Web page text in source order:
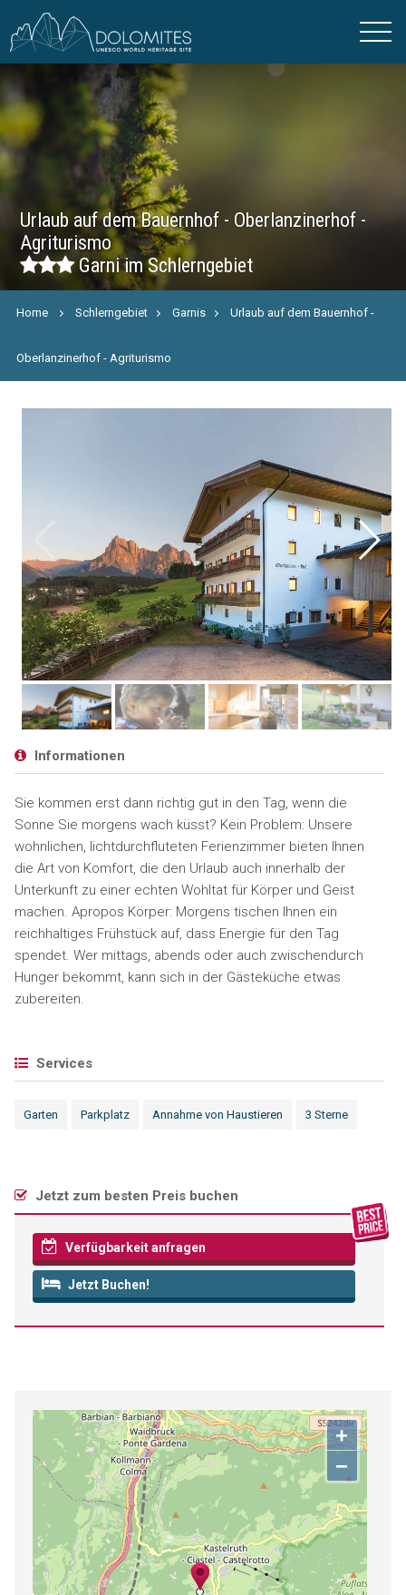
Urlaub auf dem Bauernhof - Oberlanzinerhof -
Agriturismo
Garni im Schlerngebiet
Home Schlerngebiet Garnis Urlaub auf dem Bauernhof -
Oberlanzinerhof - Agriturismo
Informationen
Sie kommen erst dann richtig gut in den Tag, wenn die
Sonne Sie morgens wach küsst? Kein Problem: Unsere
wohnlichen, lichtdurchfluteten Ferienzimmer bieten Ihnen
die Art von Komfort, die den Urlaub auch innerhalb der
Unterkunft zu einer echten Wohltat für Körper und Geist
machen. Apropos Körper: Morgens tischen Ihnen ein
reichhaltiges Frühstück auf, dass Energie für den Tag
spendet. Wer mittags, abends oder auch zwischendurch
Hunger bekommt, kann sich in der Gästeküche etwas
zubereiten.
Services
Garten Parkplatz Annahme von Haustieren 3 Sterne
Jetzt zum besten Preis buchen
Verfügbarkeit anfragen
Jetzt Buchen!
+
−